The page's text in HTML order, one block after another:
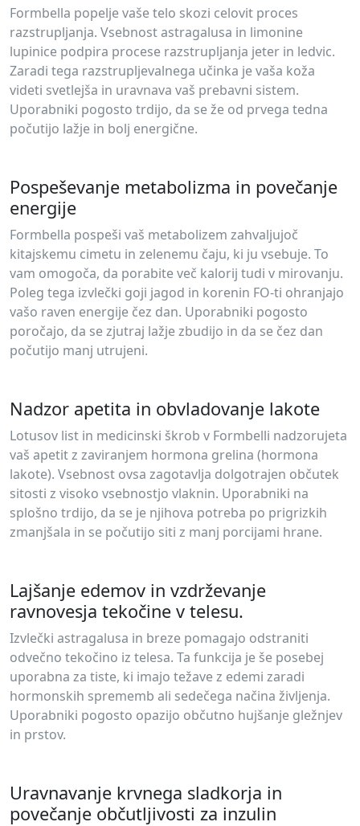
Formbella popelje vaše telo skozi celovit proces
razstrupljanja. Vsebnost astragalusa in limonine
lupinice podpira procese razstrupljanja jeter in ledvic.
Zaradi tega razstrupljevalnega učinka je vaša koža
videti svetlejša in uravnava vaš prebavni sistem.
Uporabniki pogosto trdijo, da se že od prvega tedna
počutijo lažje in bolj energične.
Pospeševanje metabolizma in povečanje
energije
Formbella pospeši vaš metabolizem zahvaljujoč
kitajskemu cimetu in zelenemu čaju, ki ju vsebuje. To
vam omogoča, da porabite več kalorij tudi v mirovanju.
Poleg tega izvlečki goji jagod in korenin FO-ti ohranjajo
vašo raven energije čez dan. Uporabniki pogosto
poročajo, da se zjutraj lažje zbudijo in da se čez dan
počutijo manj utrujeni.
Nadzor apetita in obvladovanje lakote
Lotusov list in medicinski škrob v Formbelli nadzorujeta
vaš apetit z zaviranjem hormona grelina (hormona
lakote). Vsebnost ovsa zagotavlja dolgotrajen občutek
sitosti z visoko vsebnostjo vlaknin. Uporabniki na
splošno trdijo, da se je njihova potreba po prigrizkih
zmanjšala in se počutijo siti z manj porcijami hrane.
Lajšanje edemov in vzdrževanje
ravnovesja tekočine v telesu.
Izvlečki astragalusa in breze pomagajo odstraniti
odvečno tekočino iz telesa. Ta funkcija je še posebej
uporabna za tiste, ki imajo težave z edemi zaradi
hormonskih sprememb ali sedečega načina življenja.
Uporabniki pogosto opazijo občutno hujšanje gležnjev
in prstov.
Uravnavanje krvnega sladkorja in
povečanje občutljivosti za inzulin